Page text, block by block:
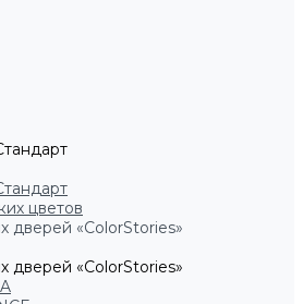
цветов
дверей «ColorStories»
дверей «ColorStories»